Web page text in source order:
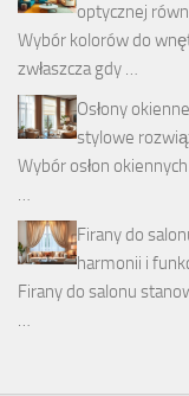
optycznej
Wybór kolorów do
zwłaszcza gdy …
Osłony
stylowe
Wybór osłon
Firany do
harmonii i
Firany do salonu